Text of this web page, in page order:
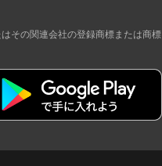
その関連会社の登録商標または商標